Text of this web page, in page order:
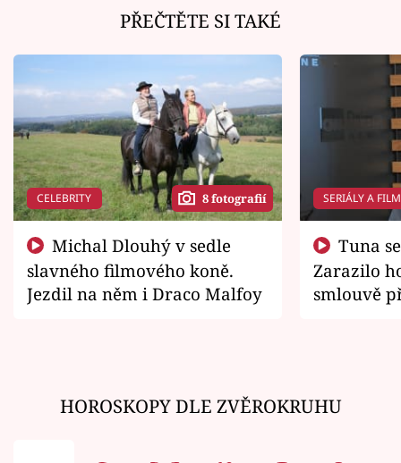
PŘEČTĚTE SI TAKÉ
CELEBRITY 8 fotografií
slavného filmového koně.
Jezdil na něm i Draco Malfoy
SERIÁLY A
Zarazilo
smlouvě
HOROSKOPY DLE ZVĚROKRUHU